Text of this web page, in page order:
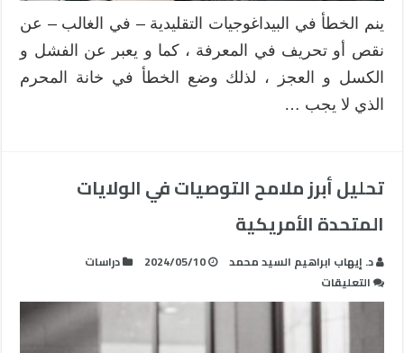
التفهم
مغلقة
ينم الخطأ في البيداغوجيات التقليدية – في الغالب – عن
نقص أو تحريف في المعرفة ، كما و يعبر عن الفشل و
الكسل و العجز ، لذلك وضع الخطأ في خانة المحرم
الذي لا يجب …
تحليل أبرز ملامح التوصيات في الولايات
المتحدة الأمريكية
د. إيهاب ابراهيم السيد محمد 2024/05/10
دراسات
التعليقات
تحليل